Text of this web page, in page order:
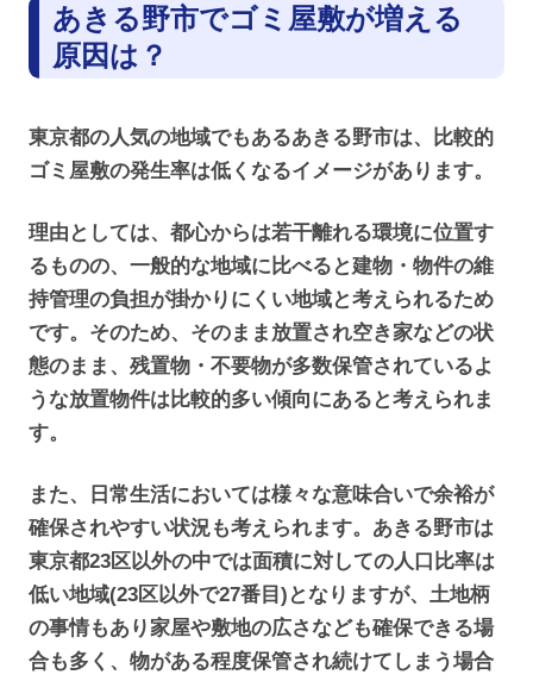
あきる野市でゴミ屋敷が増える
原因は？
東京都の人気の地域でもあるあきる野市は、比較的
ゴミ屋敷の発生率は低くなるイメージがあります。
理由としては、都心からは若干離れる環境に位置す
るものの、一般的な地域に比べると建物・物件の維
持管理の負担が掛かりにくい地域と考えられるため
です。そのため、そのまま放置され空き家などの状
態のまま、残置物・不要物が多数保管されているよ
うな放置物件は比較的多い傾向にあると考えられま
す。
また、日常生活においては様々な意味合いで余裕が
確保されやすい状況も考えられます。あきる野市は
東京都23区以外の中では面積に対しての人口比率は
低い地域(23区以外で27番目)となりますが、土地柄
の事情もあり家屋や敷地の広さなども確保できる場
合も多く、物がある程度保管され続けてしまう場合